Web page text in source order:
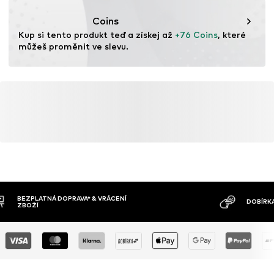
recyklovaných materiálů pomáhá snižovat potřebu
nových surovin, minimalizovat odpad a chránit přírodní
zdroje.
Coins
Kup si tento produkt teď a získej až +76 Coins, které
můžeš proměnit ve slevu.
DOBÍRKA
MOŽNOST
DNŮ